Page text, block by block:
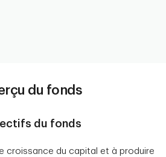
du fonds
du fonds
croissance du capital et à produire